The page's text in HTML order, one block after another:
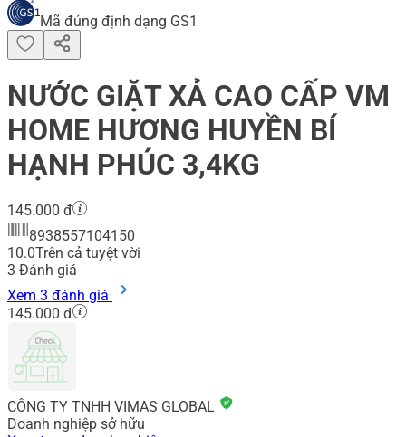
Mã đúng định dạng GS1
NƯỚC GIẶT XẢ CAO CẤP VM
HOME HƯƠNG HUYỀN BÍ
HẠNH PHÚC 3,4KG
145.000 đ
8938557104150
10.0Trên cả tuyệt vời
3 Đánh giá
Xem 3 đánh giá
145.000 đ
CÔNG TY TNHH VIMAS GLOBAL
Doanh nghiệp sở hữu